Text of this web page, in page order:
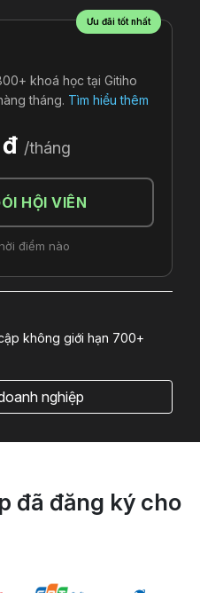
vừa đăng kýƯu đãi tốt nhất
khoá học tại Gitiho
tháng. Tìm hiểu thêm
/tháng
HỘI VIÊN
điểm nào
không giới hạn 700+
nghiệp
đã đăng ký cho